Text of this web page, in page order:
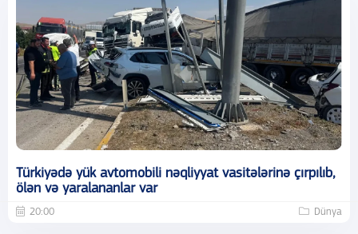
Türkiyədə yük avtomobili nəqliyyat vasitələrinə çırpılıb,
ölən və yaralananlar var
20:00 Dünya